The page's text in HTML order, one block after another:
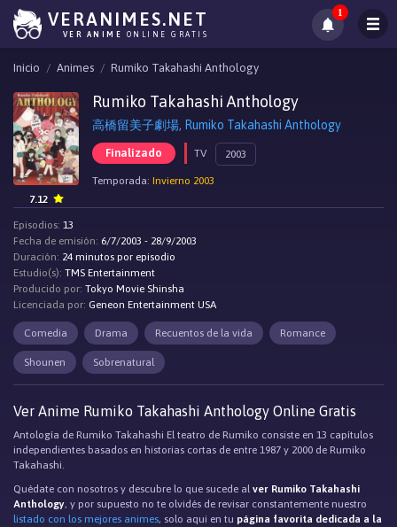
VERANIMES.NET
VER ANIME ONLINE GRATIS
1
Inicio Animes Rumiko Takahashi Anthology
Rumiko Takahashi Anthology
高橋留美子劇場, Rumiko Takahashi Anthology
Finalizado TV 2003
Temporada: Invierno 2003
7.12
Episodios: 13
Fecha de emisión: 6/7/2003 - 28/9/2003
Duración: 24 minutos por episodio
Estudio(s): TMS Entertainment
Producido por: Tokyo Movie Shinsha
Licenciada por: Geneon Entertainment USA
Comedia Drama Recuentos de la vida Romance
Shounen Sobrenatural
Ver Anime Rumiko Takahashi Anthology Online Gratis
Antología de Rumiko Takahashi El teatro de Rumiko consiste en 13 capítulos
independientes basados en historias cortas de entre 1987 y 2000 de Rumiko
Takahashi.
Quédate con nosotros y descubre lo que sucede alver Rumiko Takahashi
Anthology, y por supuesto no te olvidés de revisar constantemente nuestro
listado con los mejores animes, solo aqui en tu página favorita dedicada a la